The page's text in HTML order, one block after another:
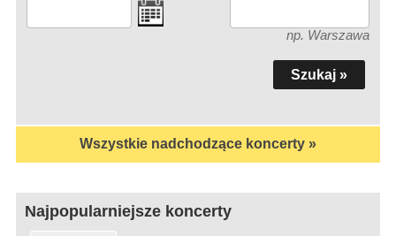
np. Warszawa
Wszystkie nadchodzące koncerty »
Najpopularniejsze koncerty